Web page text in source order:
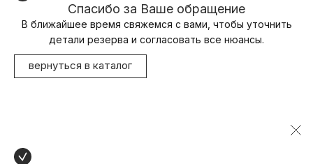
Спасибо за Ваше обращение
В ближайшее время свяжемся с вами, чтобы уточнить
детали резерва и согласовать все нюансы.
вернуться в каталог